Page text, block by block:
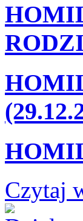
Czytaj